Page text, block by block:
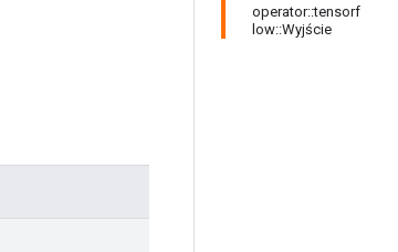
operator::tensorf
low::Wyjście